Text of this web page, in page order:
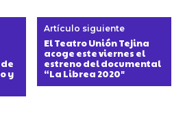
y
Artículo siguiente
El Teatro Unión Tejina
acoge este viernes el
estreno del documental
“La Librea 2020″